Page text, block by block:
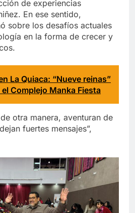
de experiencias
En ese sentido,
sobre los desafíos actuales
en la forma de crecer y
La Quiaca: “Nueve reinas”
Complejo Manka Fiesta
otra manera, aventuran de
fuertes mensajes”,